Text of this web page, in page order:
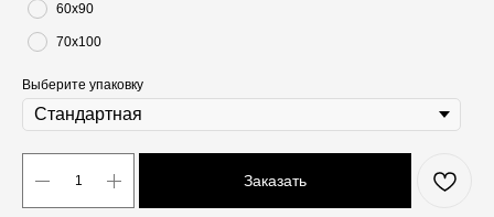
60х90
70х100
Выберите упаковку
Заказать